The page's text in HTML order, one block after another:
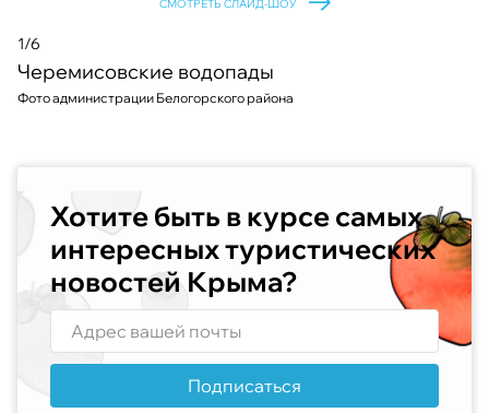
СМОТРЕТЬ СЛАЙД-ШОУ
1/6
Черемисовские водопады
Фото администрации Белогорского района
Хотите быть в курсе самых
интересных туристических
новостей Крыма?
Подписаться